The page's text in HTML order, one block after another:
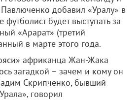
добавил «Уралу» в
будет выступать за
«Арарат» (третий
в марте этого года.
африканца Жан-Жака
загадкой – зачем и кому он
Скрипченко, бывший
говорил